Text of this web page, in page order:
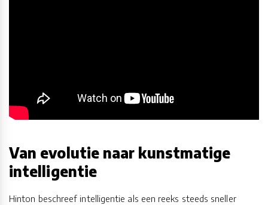
Van evolutie naar kunstmatige
intelligentie
Hinton beschreef intelligentie als een reeks steeds sneller